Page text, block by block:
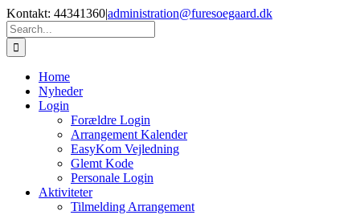
Skip
to
content
Kontakt: 44341360|administration@furesoegaard.dk
Search
for:
Home
Nyheder
Login
Forældre Login
Arrangement Kalender
EasyKom Vejledning
Glemt Kode
Personale Login
Aktiviteter
Tilmelding Arrangement